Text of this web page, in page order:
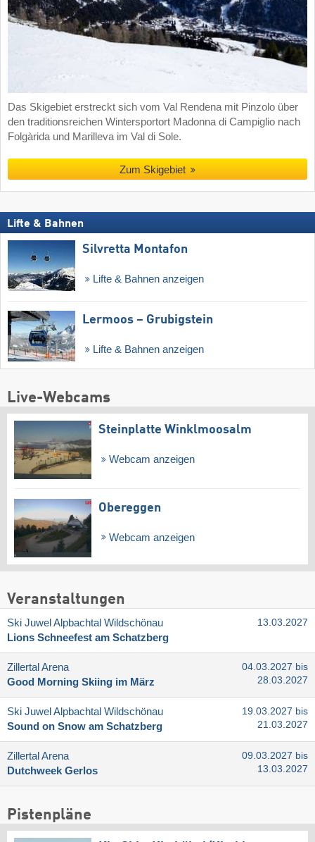
Das Skigebiet erstreckt sich vom Val Rendena mit Pinzolo über
den traditionsreichen Wintersportort Madonna di Campiglio nach
Folgàrida und Marilleva im Val di Sole.
Zum Skigebiet
Lifte & Bahnen
Silvretta Montafon
Lifte & Bahnen anzeigen
Lermoos – Grubigstein
Lifte & Bahnen anzeigen
Live-Webcams
Steinplatte Winklmoosalm
Webcam anzeigen
Obereggen
Webcam anzeigen
Veranstaltungen
Ski Juwel Alpbachtal Wildschönau
Lions Schneefest am Schatzberg
13.03.2027
Zillertal Arena
Good Morning Skiing im März
04.03.2027 bis
28.03.2027
Ski Juwel Alpbachtal Wildschönau
Sound on Snow am Schatzberg
19.03.2027 bis
21.03.2027
Zillertal Arena
Dutchweek Gerlos
09.03.2027 bis
13.03.2027
Pistenpläne